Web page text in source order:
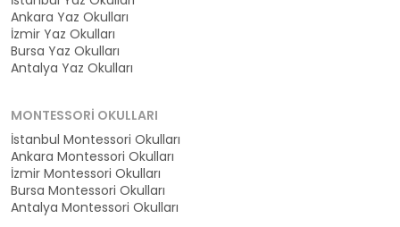
Ankara Yaz Okulları
İzmir Yaz Okulları
Bursa Yaz Okulları
Antalya Yaz Okulları
MONTESSORI OKULLARI
İstanbul Montessori Okulları
Ankara Montessori Okulları
İzmir Montessori Okulları
Bursa Montessori Okulları
Antalya Montessori Okulları